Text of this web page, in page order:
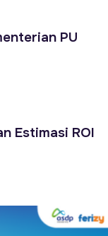
PU
Estimasi ROI